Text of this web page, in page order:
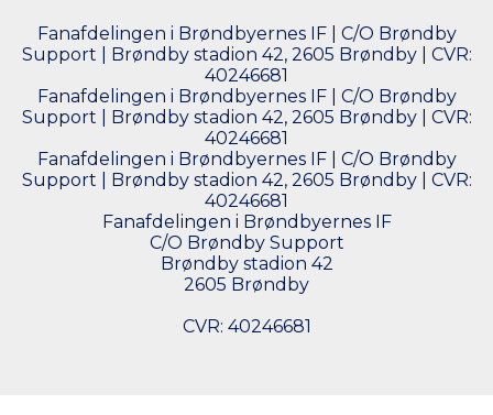
Fanafdelingen i Brøndbyernes IF | C/O Brøndby
Support | Brøndby stadion 42, 2605 Brøndby | CVR:
40246681
Fanafdelingen i Brøndbyernes IF | C/O Brøndby
Support | Brøndby stadion 42, 2605 Brøndby | CVR:
40246681
Fanafdelingen i Brøndbyernes IF | C/O Brøndby
Support | Brøndby stadion 42, 2605 Brøndby | CVR:
40246681
Fanafdelingen i Brøndbyernes IF
C/O Brøndby Support
Brøndby stadion 42
2605 Brøndby
CVR: 40246681